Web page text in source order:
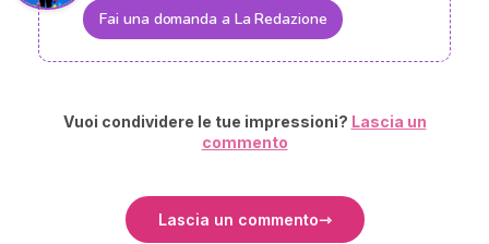
Fai una domanda a La Redazione
Vuoi condividere le tue impressioni? Lascia un
commento
Lascia un commento